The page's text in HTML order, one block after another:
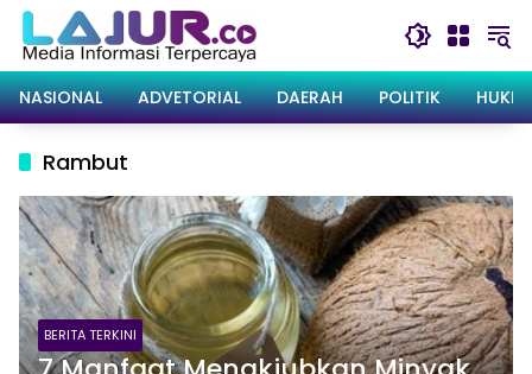
Langsung
konten
NASIONAL
ADVETORIAL DAERAH POLITIK
Rambut
BERITA TERKINI